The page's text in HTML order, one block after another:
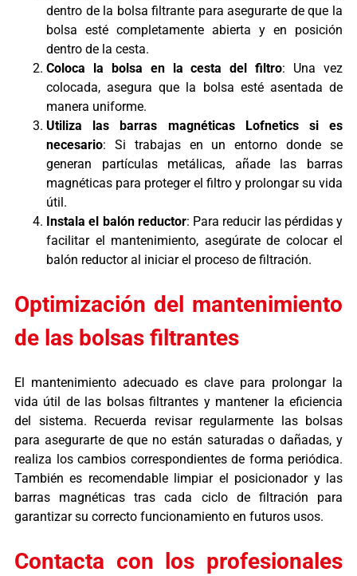
dentro de la bolsa filtrante para asegurarte de que la
bolsa esté completamente abierta y en posición
dentro de la cesta.
Coloca la bolsa en la cesta del filtro: Una vez
colocada, asegura que la bolsa esté asentada de
manera uniforme.
Utiliza las barras magnéticas Lofnetics si es
necesario: Si trabajas en un entorno donde se
generan partículas metálicas, añade las barras
magnéticas para proteger el filtro y prolongar su vida
útil.
Instala el balón reductor: Para reducir las pérdidas y
facilitar el mantenimiento, asegúrate de colocar el
balón reductor al iniciar el proceso de filtración.
Optimización del mantenimiento
de las bolsas filtrantes
El mantenimiento adecuado es clave para prolongar la
vida útil de las bolsas filtrantes y mantener la eficiencia
del sistema. Recuerda revisar regularmente las bolsas
para asegurarte de que no están saturadas o dañadas, y
realiza los cambios correspondientes de forma periódica.
También es recomendable limpiar el posicionador y las
barras magnéticas tras cada ciclo de filtración para
garantizar su correcto funcionamiento en futuros usos.
Contacta con los profesionales